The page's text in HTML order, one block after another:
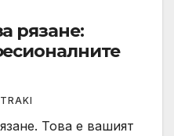
рязане:
TRAKI
Това е вашият